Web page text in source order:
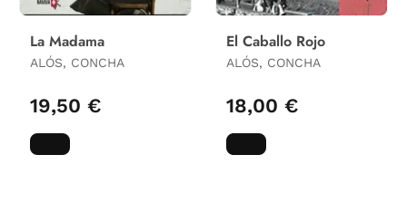
La Madama
ALÓS, CONCHA
19,50 €
El Caballo Rojo
ALÓS, CONCHA
18,00 €